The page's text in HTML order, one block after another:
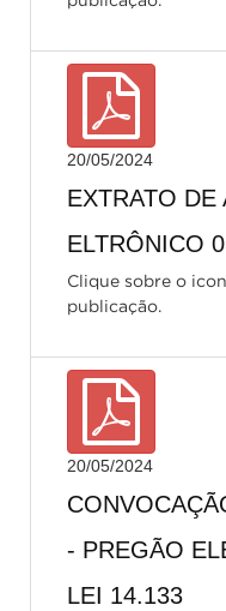
20/05/2024
EXTRATO DE
ELTRÔNICO
Clique sobre o
publicação.
20/05/2024
- PREGÃO
LEI 14.133